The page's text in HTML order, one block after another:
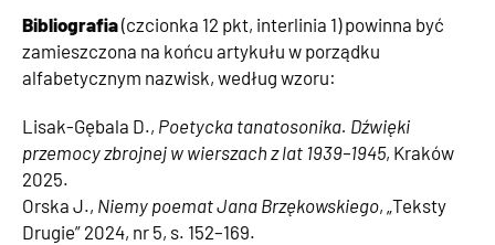
Bibliografia(czcionka 12 pkt, interlinia 1) powinna być
zamieszczona na końcu artykułu w porządku
alfabetycznym nazwisk, według wzoru:
Lisak-Gębala D., Poetycka tanatosonika. Dźwięki
przemocy zbrojnej w wierszach z lat 1939–1945, Kraków
2025.
Orska J., Niemy poemat Jana Brzękowskiego, „Teksty
Drugie” 2024, nr 5, s. 152–169.